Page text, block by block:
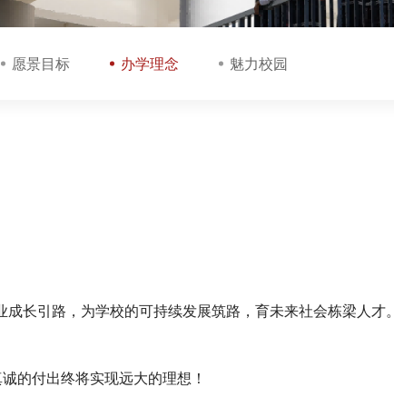
愿景目标 办学理念 魅力校园
长引路，为学校的可持续发展筑路，育未来社会栋梁人才。
的付出终将实现远大的理想！